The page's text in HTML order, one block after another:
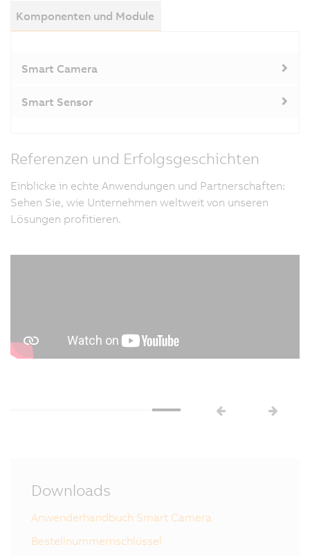
Komponenten und Module
Smart Camera
Smart Sensor
Referenzen und Erfolgsgeschichten
Einblicke in echte Anwendungen und Partnerschaften:
Sehen Sie, wie Unternehmen weltweit von unseren
Lösungen profitieren.
Downloads
Anwenderhandbuch Smart Camera
Bestellnummernschlüssel